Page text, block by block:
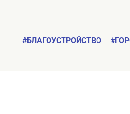
#БЛАГОУСТРОЙСТВО